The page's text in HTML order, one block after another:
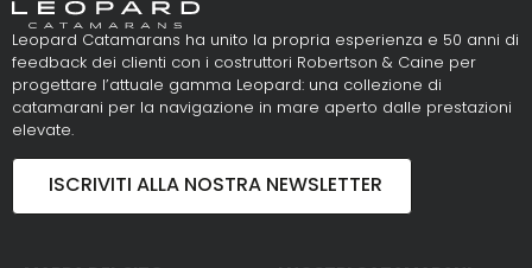
Leopard Catamarans ha unito la propria esperienza e 50 anni di
feedback dei clienti con i costruttori Robertson & Caine per
progettare l’attuale gamma Leopard: una collezione di
catamarani per la navigazione in mare aperto dalle prestazioni
elevate.
ISCRIVITI ALLA NOSTRA NEWSLETTER